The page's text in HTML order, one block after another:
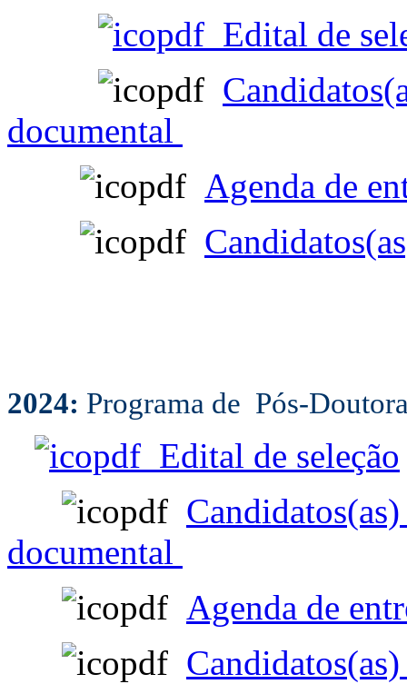
Edital de
documental
Agenda de
2024: Programa de Pós-
Edital de seleção
documental
Agenda de